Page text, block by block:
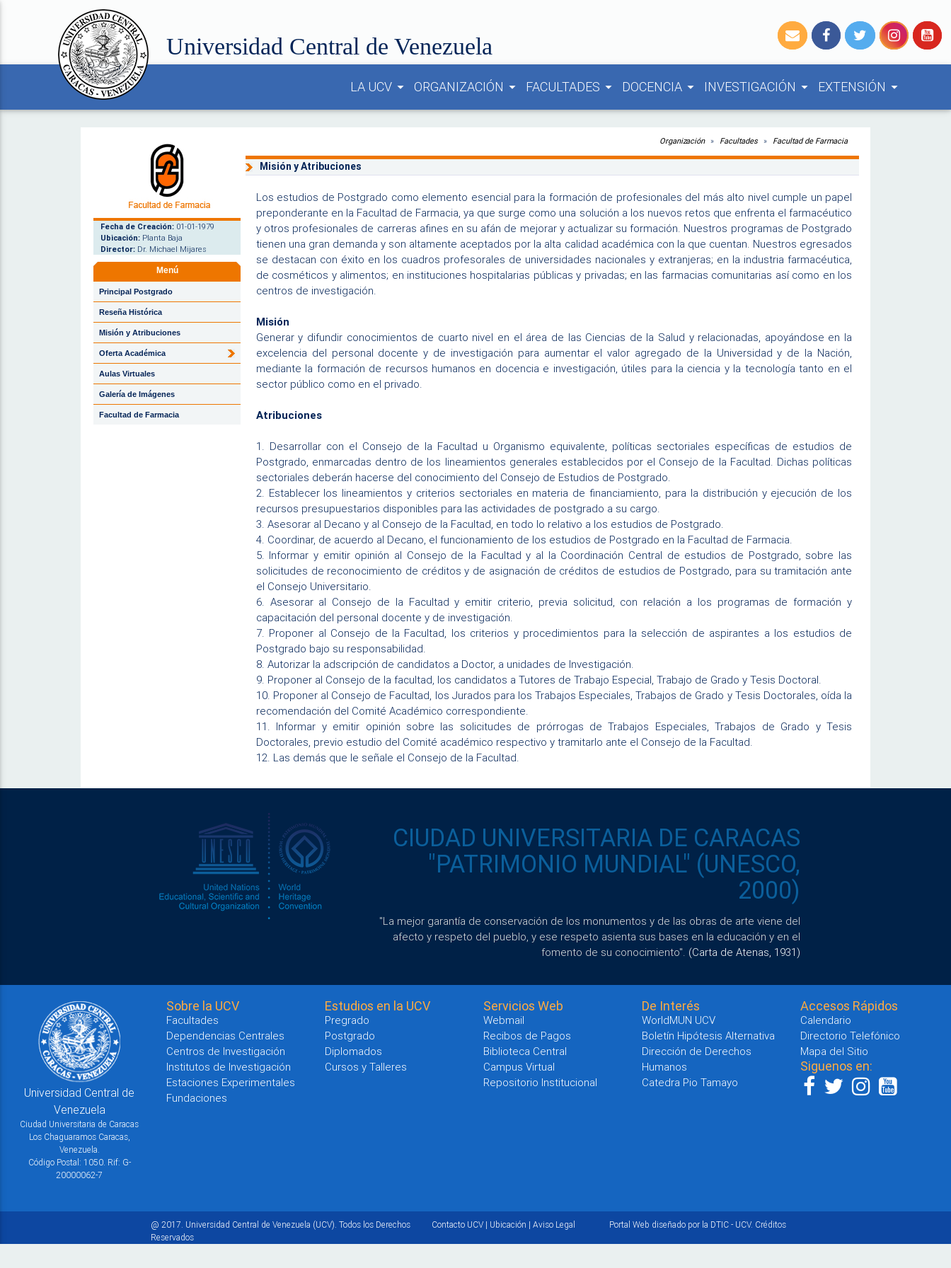
Universidad Central de Venezuela
LA UCV arrow_drop_down ORGANIZACIÓN arrow_drop_down FACULTADES arrow_drop_down DOCENCIA arrow_drop_down INVESTIGACIÓN arrow_drop_down EXTENSIÓN arrow_drop_down
Fecha de Creación: 01-01-1979
Ubicación: Planta Baja
Director: Dr. Michael Mijares
Menú
Principal Postgrado
Reseña Histórica
Misión y Atribuciones
Oferta Académica
Aulas Virtuales
Galería de Imágenes
Facultad de Farmacia
Organización Facultades Facultad de Farmacia
Misión y Atribuciones
Los estudios de Postgrado como elemento esencial para la formación de profesionales del más alto nivel cumple un papel
preponderante en la Facultad de Farmacia, ya que surge como una solución a los nuevos retos que enfrenta el farmacéutico
y otros profesionales de carreras afines en su afán de mejorar y actualizar su formación. Nuestros programas de Postgrado
tienen una gran demanda y son altamente aceptados por la alta calidad académica con la que cuentan. Nuestros egresados
se destacan con éxito en los cuadros profesorales de universidades nacionales y extranjeras; en la industria farmacéutica,
de cosméticos y alimentos; en instituciones hospitalarias públicas y privadas; en las farmacias comunitarias así como en los
centros de investigación.
Misión
Generar y difundir conocimientos de cuarto nivel en el área de las Ciencias de la Salud y relacionadas, apoyándose en la
excelencia del personal docente y de investigación para aumentar el valor agregado de la Universidad y de la Nación,
mediante la formación de recursos humanos en docencia e investigación, útiles para la ciencia y la tecnología tanto en el
sector público como en el privado.
Atribuciones
1. Desarrollar con el Consejo de la Facultad u Organismo equivalente, políticas sectoriales específicas de estudios de
Postgrado, enmarcadas dentro de los lineamientos generales establecidos por el Consejo de la Facultad. Dichas políticas
sectoriales deberán hacerse del conocimiento del Consejo de Estudios de Postgrado.
2. Establecer los lineamientos y criterios sectoriales en materia de financiamiento, para la distribución y ejecución de los
recursos presupuestarios disponibles para las actividades de postgrado a su cargo.
3. Asesorar al Decano y al Consejo de la Facultad, en todo lo relativo a los estudios de Postgrado.
4. Coordinar, de acuerdo al Decano, el funcionamiento de los estudios de Postgrado en la Facultad de Farmacia.
5. Informar y emitir opinión al Consejo de la Facultad y al la Coordinación Central de estudios de Postgrado, sobre las
solicitudes de reconocimiento de créditos y de asignación de créditos de estudios de Postgrado, para su tramitación ante
el Consejo Universitario.
6. Asesorar al Consejo de la Facultad y emitir criterio, previa solicitud, con relación a los programas de formación y
capacitación del personal docente y de investigación.
7. Proponer al Consejo de la Facultad, los criterios y procedimientos para la selección de aspirantes a los estudios de
Postgrado bajo su responsabilidad.
8. Autorizar la adscripción de candidatos a Doctor, a unidades de Investigación.
9. Proponer al Consejo de la facultad, los candidatos a Tutores de Trabajo Especial, Trabajo de Grado y Tesis Doctoral.
10. Proponer al Consejo de Facultad, los Jurados para los Trabajos Especiales, Trabajos de Grado y Tesis Doctorales, oída la
recomendación del Comité Académico correspondiente.
11. Informar y emitir opinión sobre las solicitudes de prórrogas de Trabajos Especiales, Trabajos de Grado y Tesis
Doctorales, previo estudio del Comité académico respectivo y tramitarlo ante el Consejo de la Facultad.
12. Las demás que le señale el Consejo de la Facultad.
CIUDAD UNIVERSITARIA DE CARACAS
"PATRIMONIO MUNDIAL" (UNESCO,
2000)
"La mejor garantía de conservación de los monumentos y de las obras de arte viene del
afecto y respeto del pueblo, y ese respeto asienta sus bases en la educación y en el
fomento de su conocimiento". (Carta de Atenas, 1931)
Universidad Central de
Venezuela
Ciudad Universitaria de Caracas
Los Chaguaramos Caracas,
Venezuela.
Código Postal: 1050. Rif: G-
20000062-7
Sobre la UCV
Facultades
Dependencias Centrales
Centros de Investigación
Institutos de Investigación
Estaciones Experimentales
Fundaciones
Estudios en la UCV
Pregrado
Postgrado
Diplomados
Cursos y Talleres
Servicios Web
Webmail
Recibos de Pagos
Biblioteca Central
Campus Virtual
Repositorio Institucional
De Interés
WorldMUN UCV
Boletín Hipótesis Alternativa
Dirección de Derechos
Humanos
Catedra Pio Tamayo
Accesos Rápidos
Calendario
Directorio Telefónico
Mapa del Sitio
Siguenos en:
@ 2017. Universidad Central de Venezuela (UCV). Todos los Derechos
Reservados
Contacto UCV| Ubicación | Aviso Legal Portal Web diseñado por la DTIC - UCV. Créditos